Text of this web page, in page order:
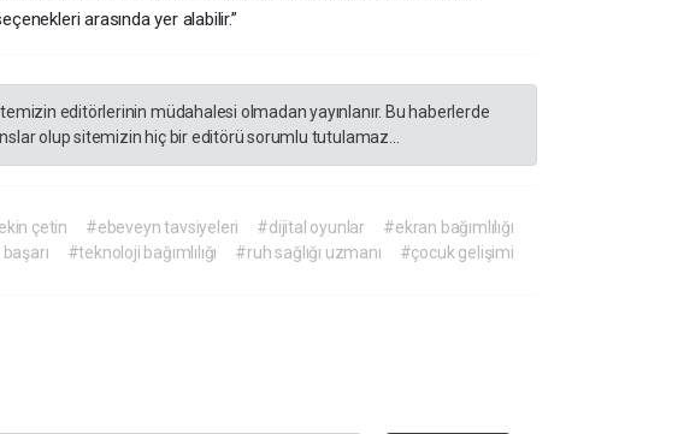
arasında yer alabilir.”
editörlerinin müdahalesi olmadan yayınlanır. Bu haberlerde
olup sitemizin hiç bir editörü sorumlu tutulamaz...
çetin #ebeveyn tavsiyeleri #dijital oyunlar
#ekran bağımlılığı
#teknoloji bağımlılığı #ruh sağlığı uzmanı #çocuk gelişimi